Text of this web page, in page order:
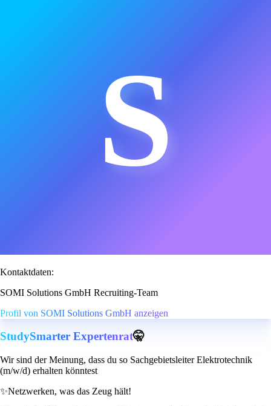
S
Kontaktdaten:
SOMI Solutions GmbH Recruiting-Team
Profil von SOMI Solutions GmbH anzeigen
StudySmarter Expertenrat🤫
Wir sind der Meinung, dass du so Sachgebietsleiter Elektrotechnik
(m/w/d) erhalten könntest
✨Netzwerken, was das Zeug hält!